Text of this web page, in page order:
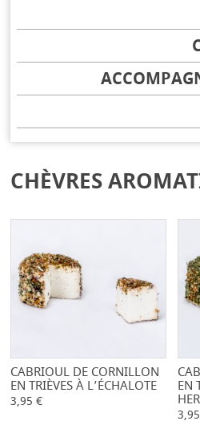
CHÈVRES
- +
CABRIOUL DE CORNILLON
EN TRIÈVES À L’ÉCHALOTE
3,95 €
EN